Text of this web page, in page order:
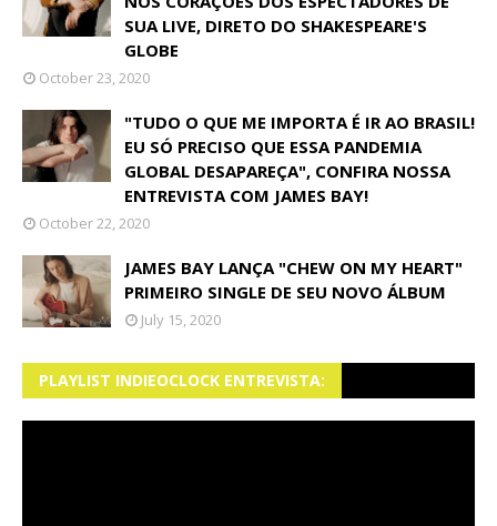
SUA LIVE, DIRETO DO SHAKESPEARE'S
GLOBE
October 23, 2020
"TUDO O QUE ME IMPORTA É IR AO BRASIL!
EU SÓ PRECISO QUE ESSA PANDEMIA
GLOBAL DESAPAREÇA", CONFIRA NOSSA
ENTREVISTA COM JAMES BAY!
October 22, 2020
JAMES BAY LANÇA "CHEW ON MY HEART"
PRIMEIRO SINGLE DE SEU NOVO ÁLBUM
July 15, 2020
PLAYLIST INDIEOCLOCK ENTREVISTA: